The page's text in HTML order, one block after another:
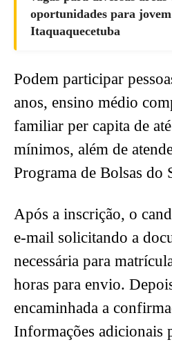
oportunidades para
Itaquaquecetuba
Podem participar
anos, ensino médio
familiar per capita de
mínimos, além de
Programa de Bolsas do
Após a inscrição, o
e-mail solicitando a
necessária para
horas para envio.
encaminhada a
Informações adicionais